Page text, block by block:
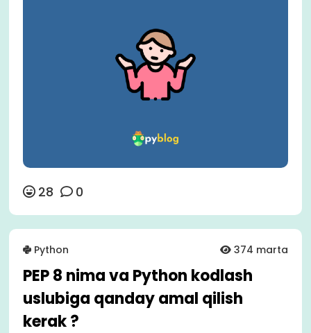
28 0
Python 374 marta
PEP 8 nima va Python kodlash
uslubiga qanday amal qilish
kerak ?